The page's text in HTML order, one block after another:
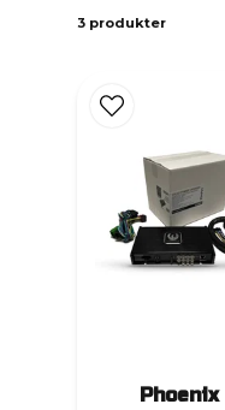
3 produkter
Phoenix